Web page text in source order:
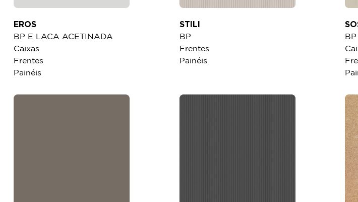
EROS
BP E LACA ACETINADA
Caixas
Frentes
Painéis
STILI
BP
Frentes
Painéis
BP